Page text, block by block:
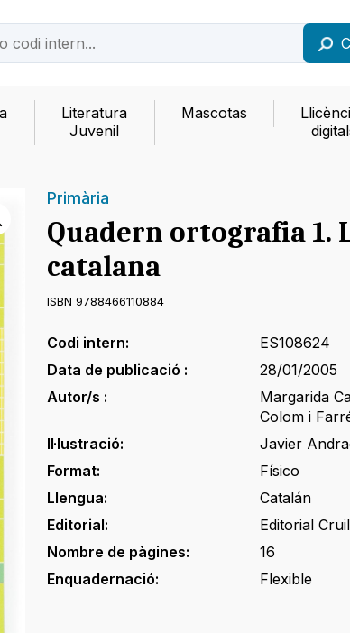
Literatura
Juvenil
Mascotas
Primària
Quadern ortografia 1.
catalana
ISBN 9788466110884
Codi intern:
ES108624
Data de publicació :
28/01/2005
Autor/s :
Margarida
Colom i
Il·lustració:
Javier
Format:
Físico
Llengua:
Catalán
Editorial:
Editorial
Nombre de pàgines:
16
Enquadernació:
Flexible